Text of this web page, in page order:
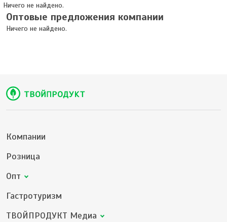
Ничего не найдено.
Оптовые предложения компании
Ничего не найдено.
Компании
Розница
Опт
Гастротуризм
ТВОЙПРОДУКТ Медиа